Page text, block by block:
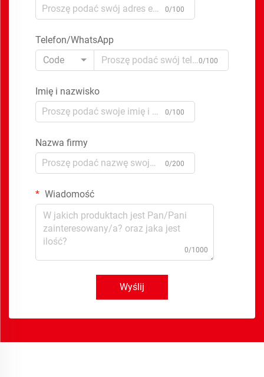
0/100
Telefon/WhatsApp
Code
0/100
Imię i nazwisko
0/100
Nazwa firmy
0/200
Wiadomość
0/1000
Wyślij